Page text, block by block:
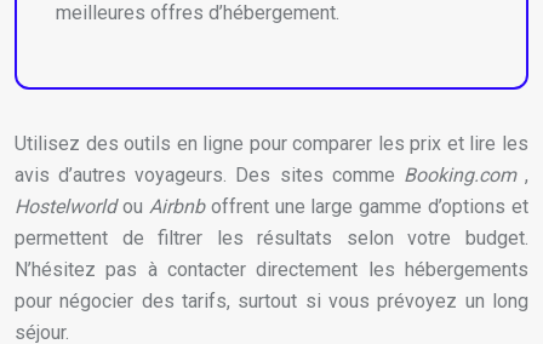
meilleures offres d’hébergement.
Utilisez des outils en ligne pour comparer les prix et lire les
avis d’autres voyageurs. Des sites comme Booking.com,
Hostelworldou Airbnb offrent une large gamme d’options et
permettent de filtrer les résultats selon votre budget.
N’hésitez pas à contacter directement les hébergements
pour négocier des tarifs, surtout si vous prévoyez un long
séjour.